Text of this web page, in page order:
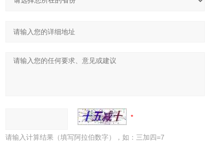
请输入计算结果（填写阿拉伯数字），如：三加四=7